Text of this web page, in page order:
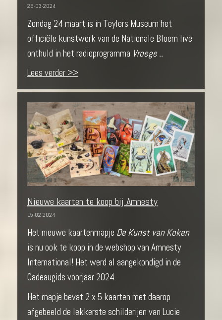
26-03-2024
Zondag 24 maart is in Teylers Museum het
officiële kunstwerk van de Nationale Bloem live
onthuld in het radioprogramma Vroege ..
Lees verder >>
Nieuwe kaarten te koop bij Amnesty
15-02-2024
Het nieuwe kaartenmapje De Kunst van Koken
is nu ook te koop in de webshop van Amnesty
International! Het werd al aangekondigd in de
Cadeaugids voorjaar 2024.
Het mapje bevat 2 x 5 kaarten met daarop
afgebeeld de lekkerste schilderijen van Lucie